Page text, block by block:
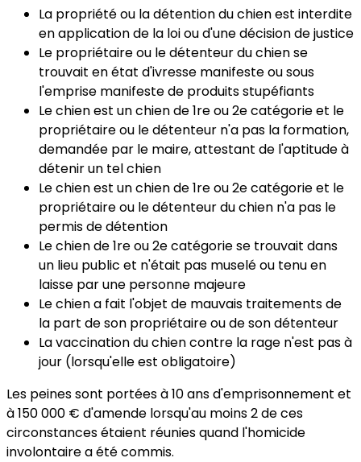
La propriété ou la détention du chien est interdite
en application de la loi ou d'une décision de justice
Le propriétaire ou le détenteur du chien se
trouvait en état d'ivresse manifeste ou sous
l'emprise manifeste de produits stupéfiants
Le chien est un chien de 1reou 2ecatégorie et le
propriétaire ou le détenteur n'a pas la formation,
demandée par le maire, attestant de l'aptitude à
détenir un tel chien
Le chien est un chien de 1reou 2ecatégorie et le
propriétaire ou le détenteur du chien n'a pas le
permis de détention
Le chien de 1reou 2ecatégorie se trouvait dans
un lieu public et n'était pas muselé ou tenu en
laisse par une personne majeure
Le chien a fait l'objet de mauvais traitements de
la part de son propriétaire ou de son détenteur
La vaccination du chien contre la rage n'est pas à
jour (lorsqu'elle est obligatoire)
Les peines sont portées à 10 ans d'emprisonnement et
à150 000 € d'amende lorsqu'au moins 2 de ces
circonstances étaient réunies quand l'homicide
involontaire a été commis.